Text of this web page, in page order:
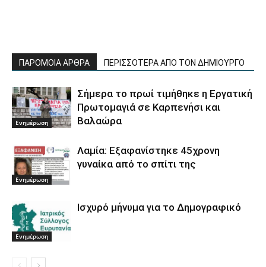
ΠΑΡΟΜΟΙΑ ΑΡΘΡΑ ΠΕΡΙΣΣΟΤΕΡΑ ΑΠΟ ΤΟΝ ΔΗΜΙΟΥΡΓΟ
Ενημέρωση
Σήμερα το πρωί τιμήθηκε η Εργατική
Πρωτομαγιά σε Καρπενήσι και
Βαλαώρα
Ενημέρωση
Λαμία: Εξαφανίστηκε 45χρονη
γυναίκα από το σπίτι της
Ενημέρωση
Ισχυρό μήνυμα για το Δημογραφικό